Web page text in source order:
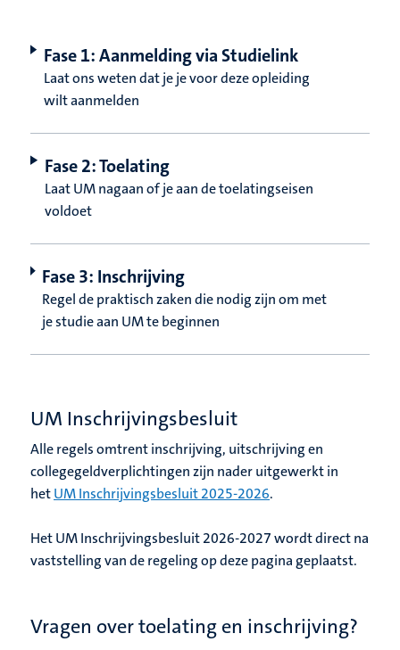
Fase 1: Aanmelding via Studielink
Laat ons weten dat je je voor deze opleiding
wilt aanmelden
Fase 2: Toelating
Laat UM nagaan of je aan de toelatingseisen
voldoet
Fase 3: Inschrijving
Regel de praktisch zaken die nodig zijn om met
je studie aan UM te beginnen
UM Inschrijvingsbesluit
Alle regels omtrent inschrijving, uitschrijving en
collegegeldverplichtingen zijn nader uitgewerkt in
hetUM Inschrijvingsbesluit 2025-2026.
Het UM Inschrijvingsbesluit 2026-2027 wordt direct na
vaststelling van de regeling op deze pagina geplaatst.
Vragen over toelating en inschrijving?